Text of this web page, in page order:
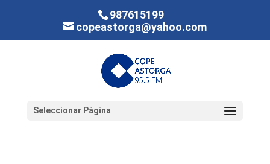
987615199
copeastorga@yahoo.com
Seleccionar Página